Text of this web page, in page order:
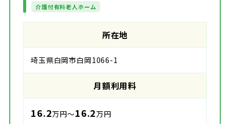
介護付有料老人ホーム
所在地
埼玉県白岡市白岡1066-1
月額利用料
16.2万円～16.2万円